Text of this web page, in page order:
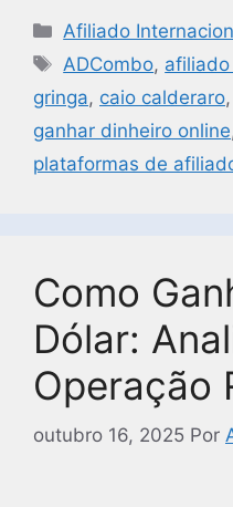
Afiliado
ADCombo,
gringa, caio calderaro,
ganhar dinheiro online
plataformas de
Como
Dólar:
Operação
outubro 16, 2025 Por